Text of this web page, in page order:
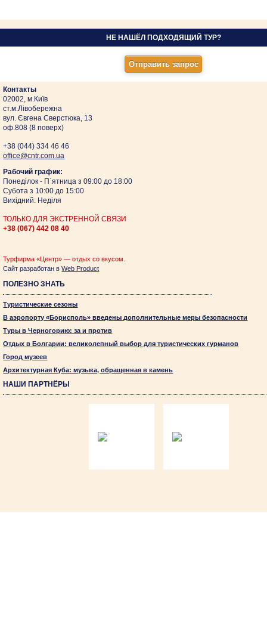
НЕ НАШЁЛ ПОДХОДЯЩИЙ ТУР?
Контакты
02002, м.Київ
ст.м.Лівобережна
вул. Євгена Сверстюка, 13
оф.808 (8 поверх)
+38 (044)334 46 46
оffice@cntr.com.ua
Рабочий график:
Понеділок - П`ятница з 09:00 до 18:00
Субота з 10:00 до 15:00
Вихідний: Неділя
ТОЛЬКО ДЛЯ ЭКСТРЕННОЙ СВЯЗИ
+38 (067)442 08 40
Турфирма «Центр» — отдых со вкусом.
Сайт разработан вWeb Product
ПОЛЕЗНО ЗНАТЬ
Туристические сезоны
В аэропорту «Борисполь» введены дополнительные меры безопасности
Туры в Черногорию: за и против
Отдых в Болгарии: великолепный выбор для туристических гурманов
Город музеев
Архитектурная Куба: музыка, обращенная в камень
НАШИ ПАРТНЁРЫ